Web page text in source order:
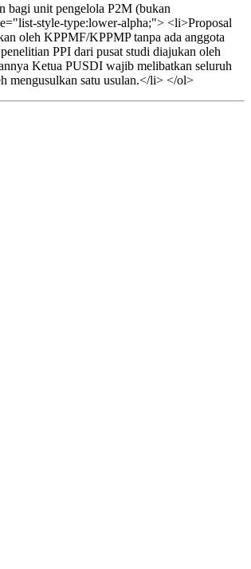
bagi unit pengelola P2M (bukan
style-type:lower-alpha;"> <li>Proposal
oleh KPPMF/KPPMP tanpa ada anggota
PPI dari pusat studi diajukan oleh
Ketua PUSDI wajib melibatkan seluruh
mengusulkan satu usulan.</li> </ol>